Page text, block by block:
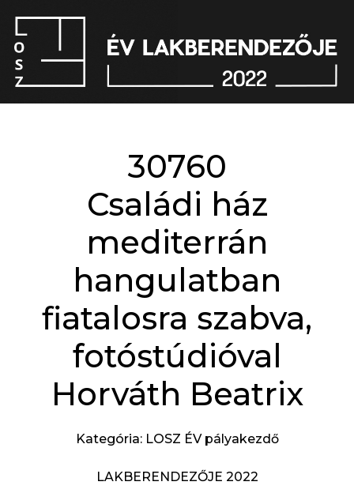
30760
Családi ház
mediterrán
hangulatban
fiatalosra szabva,
fotóstúdióval
Horváth Beatrix
Kategória: LOSZ ÉV pályakezdő
LAKBERENDEZŐJE 2022